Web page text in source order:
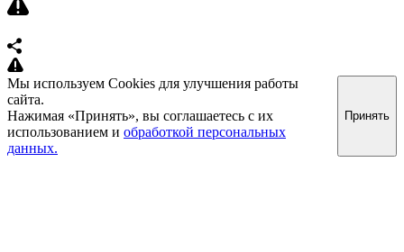
Мы используем Cookies для улучшения работы
сайта.
Нажимая «Принять», вы соглашаетесь с их
использованием и обработкой персональных
данных.
Принять